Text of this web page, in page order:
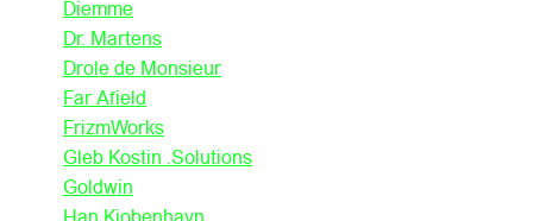
Diemme
Dr. Martens
Drole de Monsieur
Far Afield
FrizmWorks
Gleb Kostin .Solutions
Goldwin